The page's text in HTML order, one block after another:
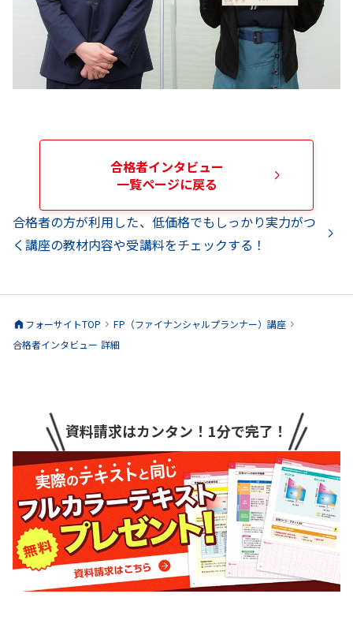
合格者インタビュー
一覧ページに戻る
合格者の方が利用した、低価格でもしっかり実力がつ
く講座の教材内容や受講料をチェックする！
フォーサイトTOP FP（ファイナンシャルプランナー）講座
合格者インタビュー 詳細
資料請求はカンタン！1分で完了！